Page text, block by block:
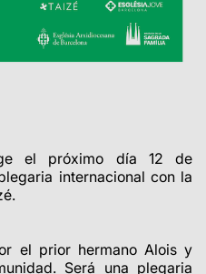
el próximo día 12 de
internacional con la
el prior hermano Alois y
Será una plegaria